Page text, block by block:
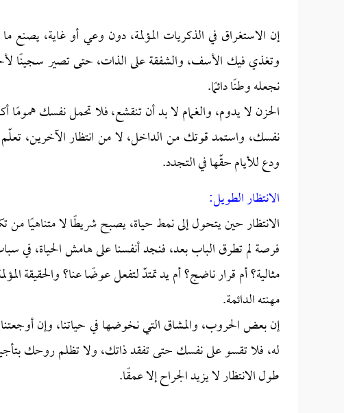
إن الاستغراق في الذكريات المؤلمة، دون وعي أو غاية، يصنع
وتغذي فيك الأسف، والشفقة على الذات، حتى تصير سجينًا
نجعله وطنًا دائمًا.
الحزن لا يدوم، والغمام لا بد أن تنقشع، فلا تحمل نفسك همومًا
نفسك، واستمد قوتك من الداخل، لا من انتظار الآخرين،
ودع للأيام حقّها في التجدد.
الانتظار الطويل:
الانتظار حين يتحول إلى نمط حياة، يصبح شريطًا لا متناهيًا من
فرصة لم تطرق الباب بعد، فنجد أنفسنا على هامش الحياة، في
مثالية؟ أم قرار ناضج؟ أم يد تمتدّ لتفعل عوضًا عنا؟ والحقيقة
مهنته الدائمة.
إن بعض الحروب، والمشاق التي نخوضها في حياتنا، وإن
له، فلا تقسو على نفسك حتى تفقد ذاتك، ولا تظلم روحك
طول الانتظار لا يزيد الجراح إلا عمقًا.